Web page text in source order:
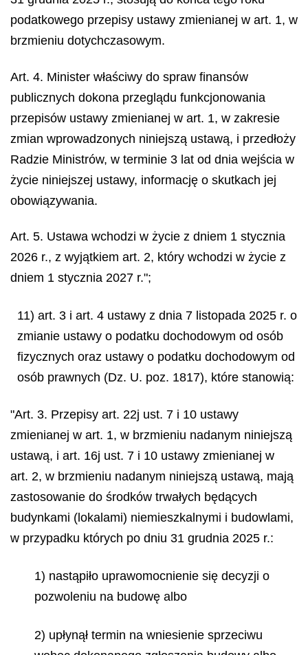
podatkowego przepisy ustawy zmienianej w art. 1, w
brzmieniu dotychczasowym.
Art. 4. Minister właściwy do spraw finansów
publicznych dokona przeglądu funkcjonowania
przepisów ustawy zmienianej w art. 1, w zakresie
zmian wprowadzonych niniejszą ustawą, i przedłoży
Radzie Ministrów, w terminie 3 lat od dnia wejścia w
życie niniejszej ustawy, informację o skutkach jej
obowiązywania.
Art. 5. Ustawa wchodzi w życie z dniem 1 stycznia
2026 r., z wyjątkiem art. 2, który wchodzi w życie z
dniem 1 stycznia 2027 r.";
11) art. 3 i art. 4 ustawy z dnia 7 listopada 2025 r. o
zmianie ustawy o podatku dochodowym od osób
fizycznych oraz ustawy o podatku dochodowym od
osób prawnych (Dz. U. poz. 1817), które stanowią:
"Art. 3. Przepisy art. 22j ust. 7 i 10 ustawy
zmienianej w art. 1, w brzmieniu nadanym niniejszą
ustawą, i art. 16j ust. 7 i 10 ustawy zmienianej w
art. 2, w brzmieniu nadanym niniejszą ustawą, mają
zastosowanie do środków trwałych będących
budynkami (lokalami) niemieszkalnymi i budowlami,
w przypadku których po dniu 31 grudnia 2025 r.:
1) nastąpiło uprawomocnienie się decyzji o
pozwoleniu na budowę albo
2) upłynął termin na wniesienie sprzeciwu